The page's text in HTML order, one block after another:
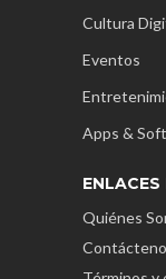
Cultura
Eventos
Apps &
ENLACES
Quiénes